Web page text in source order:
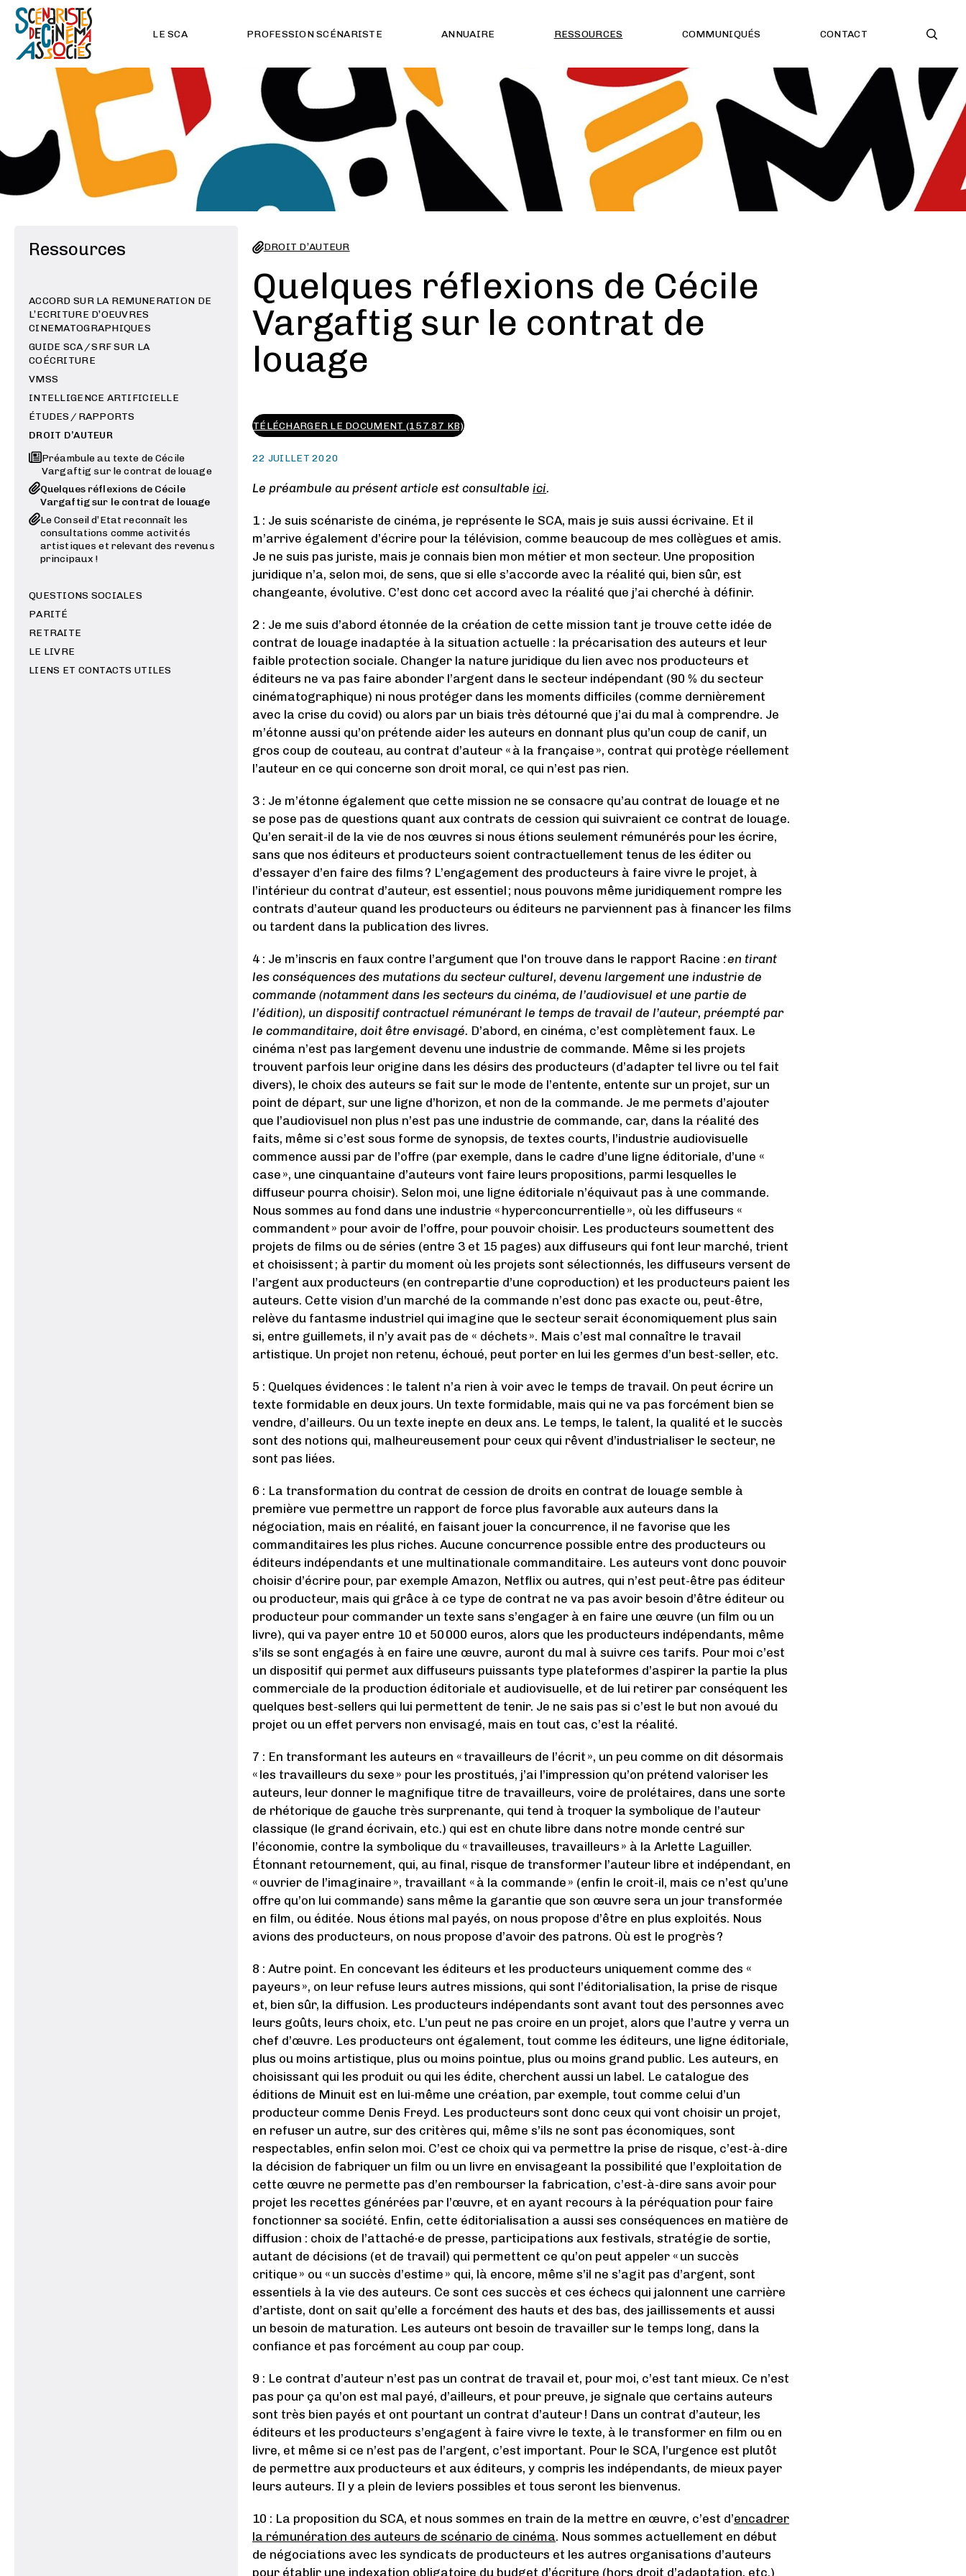
LE SCA PROFESSION SCÉNARISTE ANNUAIRE RESSOURCES COMMUNIQUÉS CONTACT
Ressources
ACCORD SUR LA REMUNERATION DE
L’ECRITURE D’OEUVRES
CINEMATOGRAPHIQUES
GUIDE SCA / SRF SUR LA
COÉCRITURE
VMSS
INTELLIGENCE ARTIFICIELLE
ÉTUDES / RAPPORTS
DROIT D’AUTEUR
Préambule au texte de Cécile
Vargaftig sur le contrat de louage
Quelques réflexions de Cécile
Vargaftig sur le contrat de louage
Le Conseil d’Etat reconnaît les
consultations comme activités
artistiques et relevant des revenus
principaux !
QUESTIONS SOCIALES
PARITÉ
RETRAITE
LE LIVRE
LIENS ET CONTACTS UTILES
DROIT D’AUTEUR
Quelques réflexions de Cécile
Vargaftig sur le contrat de
louage
TÉLÉCHARGER LE DOCUMENT (157.87 KB)
22 JUILLET 2020
Le préambule au présent article est consultable ici.
1 : Je suis scénariste de cinéma, je représente le SCA, mais je suis aussi écrivaine. Et il
m’arrive également d’écrire pour la télévision, comme beaucoup de mes collègues et amis.
Je ne suis pas juriste, mais je connais bien mon métier et mon secteur. Une proposition
juridique n’a, selon moi, de sens, que si elle s’accorde avec la réalité qui, bien sûr, est
changeante, évolutive. C’est donc cet accord avec la réalité que j’ai cherché à définir.
2 : Je me suis d’abord étonnée de la création de cette mission tant je trouve cette idée de
contrat de louage inadaptée à la situation actuelle : la précarisation des auteurs et leur
faible protection sociale. Changer la nature juridique du lien avec nos producteurs et
éditeurs ne va pas faire abonder l’argent dans le secteur indépendant (90 % du secteur
cinématographique) ni nous protéger dans les moments difficiles (comme dernièrement
avec la crise du covid) ou alors par un biais très détourné que j’ai du mal à comprendre. Je
m’étonne aussi qu’on prétende aider les auteurs en donnant plus qu’un coup de canif, un
gros coup de couteau, au contrat d’auteur « à la française », contrat qui protège réellement
l’auteur en ce qui concerne son droit moral, ce qui n’est pas rien.
3 : Je m’étonne également que cette mission ne se consacre qu’au contrat de louage et ne
se pose pas de questions quant aux contrats de cession qui suivraient ce contrat de louage.
Qu’en serait-il de la vie de nos œuvres si nous étions seulement rémunérés pour les écrire,
sans que nos éditeurs et producteurs soient contractuellement tenus de les éditer ou
d’essayer d’en faire des films ? L’engagement des producteurs à faire vivre le projet, à
l’intérieur du contrat d’auteur, est essentiel ; nous pouvons même juridiquement rompre les
contrats d’auteur quand les producteurs ou éditeurs ne parviennent pas à financer les films
ou tardent dans la publication des livres.
4 : Je m’inscris en faux contre l’argument que l'on trouve dans le rapport Racine :en tirant
les conséquences des mutations du secteur culturel, devenu largement une industrie de
commande (notamment dans les secteurs du cinéma, de l’audiovisuel et une partie de
l’édition), un dispositif contractuel rémunérant le temps de travail de l’auteur, préempté par
le commanditaire, doit être envisagé. D’abord, en cinéma, c’est complètement faux. Le
cinéma n’est pas largement devenu une industrie de commande. Même si les projets
trouvent parfois leur origine dans les désirs des producteurs (d’adapter tel livre ou tel fait
divers), le choix des auteurs se fait sur le mode de l’entente, entente sur un projet, sur un
point de départ, sur une ligne d’horizon, et non de la commande. Je me permets d’ajouter
que l’audiovisuel non plus n’est pas une industrie de commande, car, dans la réalité des
faits, même si c’est sous forme de synopsis, de textes courts, l’industrie audiovisuelle
commence aussi par de l’offre (par exemple, dans le cadre d’une ligne éditoriale, d’une «
case », une cinquantaine d’auteurs vont faire leurs propositions, parmi lesquelles le
diffuseur pourra choisir). Selon moi, une ligne éditoriale n’équivaut pas à une commande.
Nous sommes au fond dans une industrie « hyperconcurrentielle », où les diffuseurs «
commandent » pour avoir de l’offre, pour pouvoir choisir. Les producteurs soumettent des
projets de films ou de séries (entre 3 et 15 pages) aux diffuseurs qui font leur marché, trient
et choisissent ; à partir du moment où les projets sont sélectionnés, les diffuseurs versent de
l’argent aux producteurs (en contrepartie d’une coproduction) et les producteurs paient les
auteurs. Cette vision d’un marché de la commande n’est donc pas exacte ou, peut-être,
relève du fantasme industriel qui imagine que le secteur serait économiquement plus sain
si, entre guillemets, il n’y avait pas de « déchets ». Mais c’est mal connaître le travail
artistique. Un projet non retenu, échoué, peut porter en lui les germes d’un best-seller, etc.
5 : Quelques évidences : le talent n’a rien à voir avec le temps de travail. On peut écrire un
texte formidable en deux jours. Un texte formidable, mais qui ne va pas forcément bien se
vendre, d’ailleurs. Ou un texte inepte en deux ans. Le temps, le talent, la qualité et le succès
sont des notions qui, malheureusement pour ceux qui rêvent d’industrialiser le secteur, ne
sont pas liées.
6 : La transformation du contrat de cession de droits en contrat de louage semble à
première vue permettre un rapport de force plus favorable aux auteurs dans la
négociation, mais en réalité, en faisant jouer la concurrence, il ne favorise que les
commanditaires les plus riches. Aucune concurrence possible entre des producteurs ou
éditeurs indépendants et une multinationale commanditaire. Les auteurs vont donc pouvoir
choisir d’écrire pour, par exemple Amazon, Netflix ou autres, qui n’est peut-être pas éditeur
ou producteur, mais qui grâce à ce type de contrat ne va pas avoir besoin d’être éditeur ou
producteur pour commander un texte sans s’engager à en faire une œuvre (un film ou un
livre), qui va payer entre 10 et 50 000 euros, alors que les producteurs indépendants, même
s’ils se sont engagés à en faire une œuvre, auront du mal à suivre ces tarifs. Pour moi c’est
un dispositif qui permet aux diffuseurs puissants type plateformes d’aspirer la partie la plus
commerciale de la production éditoriale et audiovisuelle, et de lui retirer par conséquent les
quelques best-sellers qui lui permettent de tenir. Je ne sais pas si c’est le but non avoué du
projet ou un effet pervers non envisagé, mais en tout cas, c’est la réalité.
7 : En transformant les auteurs en « travailleurs de l’écrit », un peu comme on dit désormais
« les travailleurs du sexe » pour les prostitués, j’ai l’impression qu’on prétend valoriser les
auteurs, leur donner le magnifique titre de travailleurs, voire de prolétaires, dans une sorte
de rhétorique de gauche très surprenante, qui tend à troquer la symbolique de l’auteur
classique (le grand écrivain, etc.) qui est en chute libre dans notre monde centré sur
l’économie, contre la symbolique du « travailleuses, travailleurs » à la Arlette Laguiller.
Étonnant retournement, qui, au final, risque de transformer l’auteur libre et indépendant, en
« ouvrier de l’imaginaire », travaillant « à la commande » (enfin le croit-il, mais ce n’est qu’une
offre qu’on lui commande) sans même la garantie que son œuvre sera un jour transformée
en film, ou éditée. Nous étions mal payés, on nous propose d’être en plus exploités. Nous
avions des producteurs, on nous propose d’avoir des patrons. Où est le progrès ?
8 : Autre point. En concevant les éditeurs et les producteurs uniquement comme des «
payeurs », on leur refuse leurs autres missions, qui sont l’éditorialisation, la prise de risque
et, bien sûr, la diffusion. Les producteurs indépendants sont avant tout des personnes avec
leurs goûts, leurs choix, etc. L’un peut ne pas croire en un projet, alors que l’autre y verra un
chef d’œuvre. Les producteurs ont également, tout comme les éditeurs, une ligne éditoriale,
plus ou moins artistique, plus ou moins pointue, plus ou moins grand public. Les auteurs, en
choisissant qui les produit ou qui les édite, cherchent aussi un label. Le catalogue des
éditions de Minuit est en lui-même une création, par exemple, tout comme celui d’un
producteur comme Denis Freyd. Les producteurs sont donc ceux qui vont choisir un projet,
en refuser un autre, sur des critères qui, même s’ils ne sont pas économiques, sont
respectables, enfin selon moi. C’est ce choix qui va permettre la prise de risque, c’est-à-dire
la décision de fabriquer un film ou un livre en envisageant la possibilité que l’exploitation de
cette œuvre ne permette pas d’en rembourser la fabrication, c’est-à-dire sans avoir pour
projet les recettes générées par l’œuvre, et en ayant recours à la péréquation pour faire
fonctionner sa société. Enfin, cette éditorialisation a aussi ses conséquences en matière de
diffusion : choix de l’attaché·e de presse, participations aux festivals, stratégie de sortie,
autant de décisions (et de travail) qui permettent ce qu’on peut appeler « un succès
critique » ou « un succès d’estime » qui, là encore, même s’il ne s’agit pas d’argent, sont
essentiels à la vie des auteurs. Ce sont ces succès et ces échecs qui jalonnent une carrière
d’artiste, dont on sait qu’elle a forcément des hauts et des bas, des jaillissements et aussi
un besoin de maturation. Les auteurs ont besoin de travailler sur le temps long, dans la
confiance et pas forcément au coup par coup.
9 : Le contrat d’auteur n’est pas un contrat de travail et, pour moi, c’est tant mieux. Ce n’est
pas pour ça qu’on est mal payé, d’ailleurs, et pour preuve, je signale que certains auteurs
sont très bien payés et ont pourtant un contrat d’auteur ! Dans un contrat d’auteur, les
éditeurs et les producteurs s’engagent à faire vivre le texte, à le transformer en film ou en
livre, et même si ce n’est pas de l’argent, c’est important. Pour le SCA, l’urgence est plutôt
de permettre aux producteurs et aux éditeurs, y compris les indépendants, de mieux payer
leurs auteurs. Il y a plein de leviers possibles et tous seront les bienvenus.
10 : La proposition du SCA, et nous sommes en train de la mettre en œuvre, c’est d’encadrer
la rémunération des auteurs de scénario de cinéma. Nous sommes actuellement en début
de négociations avec les syndicats de producteurs et les autres organisations d’auteurs
pour établir une indexation obligatoire du budget d’écriture (hors droit d’adaptation, etc.)